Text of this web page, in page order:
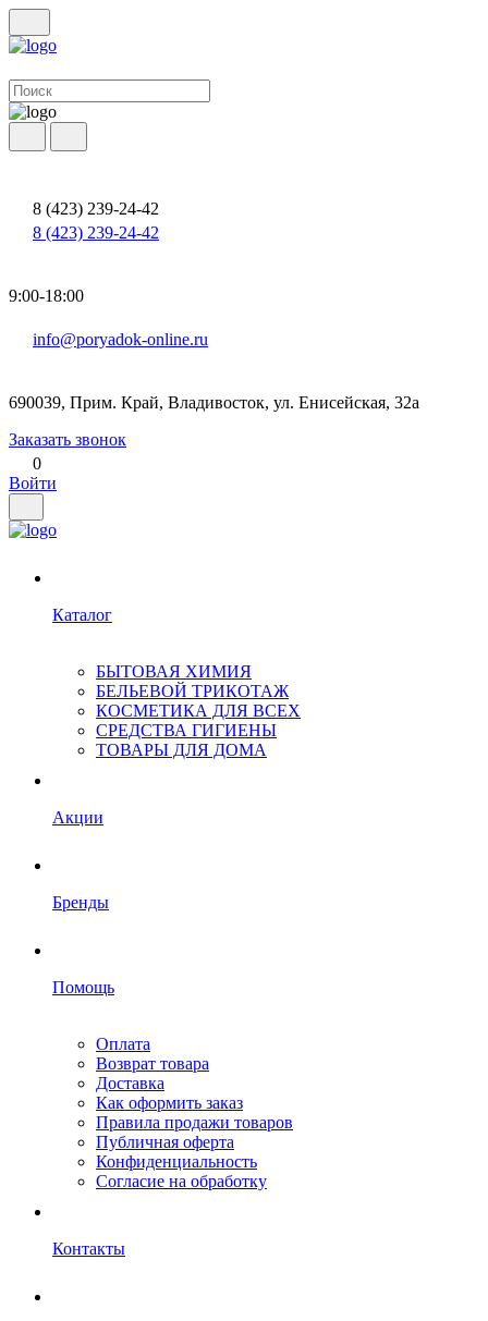
8 (423) 239-24-42
8 (423) 239-24-42
9:00-18:00
info@poryadok-online.ru
690039, Прим. Край, Владивосток, ул. Енисейская, 32а
Заказать звонок
0
Войти
Каталог
БЫТОВАЯ ХИМИЯ
БЕЛЬЕВОЙ ТРИКОТАЖ
КОСМЕТИКА ДЛЯ ВСЕХ
СРЕДСТВА ГИГИЕНЫ
ТОВАРЫ ДЛЯ ДОМА
Акции
Бренды
Помощь
Оплата
Возврат товара
Доставка
Как оформить заказ
Правила продажи товаров
Публичная оферта
Конфиденциальность
Согласие на обработку
Контакты